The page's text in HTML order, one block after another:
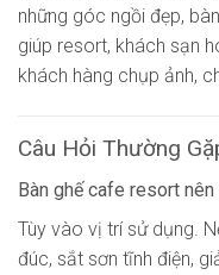
những góc ngồi đẹp,
giúp resort, khách sạn
khách hàng chụp ảnh,
Câu Hỏi Thường
Bàn ghế cafe resort
Tùy vào vị trí sử dụng.
đúc, sắt sơn tĩnh điện,